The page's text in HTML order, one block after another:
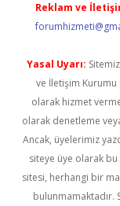
Reklam ve
Yasal Uyarı:
ve İletişim Kurumu
olarak hizmet
olarak denetleme
Ancak, üyelerimiz
siteye üye olarak
sitesi, herhangi bir
bulunmamaktadır.